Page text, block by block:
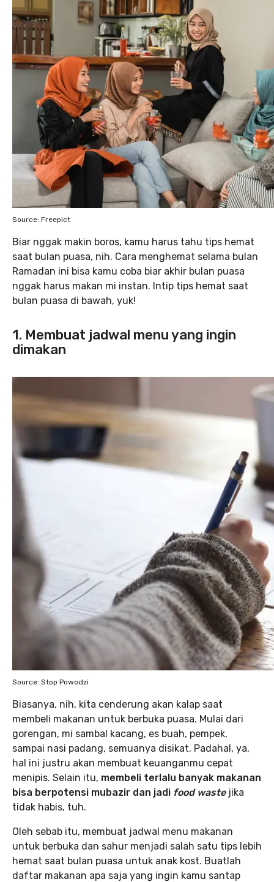
Source: Freepict
Biar nggak makin boros, kamu harus tahu tips hemat
saat bulan puasa, nih. Cara menghemat selama bulan
Ramadan ini bisa kamu coba biar akhir bulan puasa
nggak harus makan mi instan. Intip tips hemat saat
bulan puasa di bawah, yuk!
1. Membuat jadwal menu yang ingin
dimakan
Source: Stop Powodzi
Biasanya, nih, kita cenderung akan kalap saat
membeli makanan untuk berbuka puasa. Mulai dari
gorengan, mi sambal kacang, es buah, pempek,
sampai nasi padang, semuanya disikat. Padahal, ya,
hal ini justru akan membuat keuanganmu cepat
menipis. Selain itu, membeli terlalu banyak makanan
bisa berpotensi mubazir dan jadi food wastejika
tidak habis, tuh.
Oleh sebab itu, membuat jadwal menu makanan
untuk berbuka dan sahur menjadi salah satu tips lebih
hemat saat bulan puasa untuk anak kost. Buatlah
daftar makanan apa saja yang ingin kamu santap